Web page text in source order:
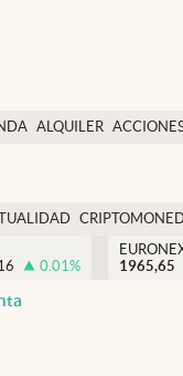
ALQUILER
USA
0.01%
1965,65